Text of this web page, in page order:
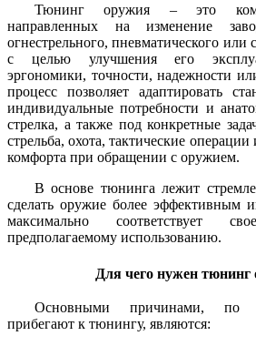
Тюнинг оружия – это
направленных на изменение
огнестрельного, пневматического или
с целью улучшения его
эргономики, точности, надежности
процесс позволяет адаптировать
индивидуальные потребности и
стрелка, а также под конкретные
стрельба, охота, тактические
комфорта при обращении с оружием.
В основе тюнинга лежит
сделать оружие более эффективным
максимально соответствует
предполагаемому использованию.
Для чего нужен тюнинг
Основными причинами, по
прибегают к тюнингу, являются: